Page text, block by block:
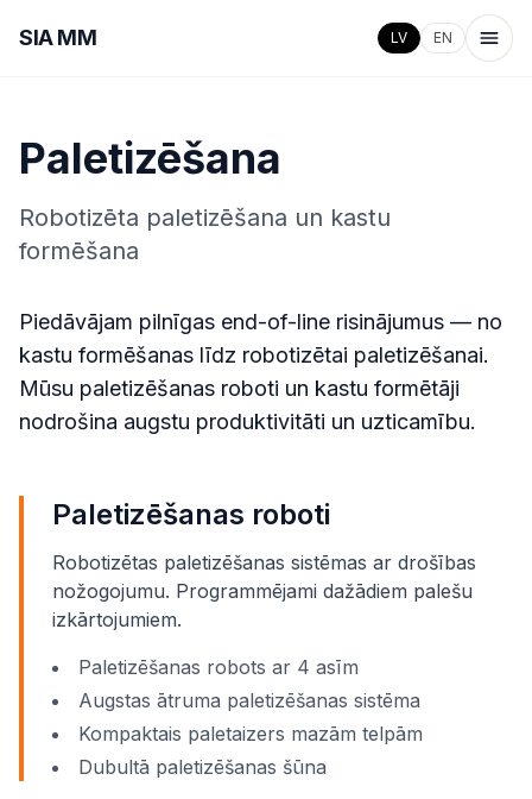
SIA MM LV EN
Paletizēšana
Robotizēta paletizēšana un kastu
formēšana
Piedāvājam pilnīgas end-of-line risinājumus — no
kastu formēšanas līdz robotizētai paletizēšanai.
Mūsu paletizēšanas roboti un kastu formētāji
nodrošina augstu produktivitāti un uzticamību.
Paletizēšanas roboti
Robotizētas paletizēšanas sistēmas ar drošības
nožogojumu. Programmējami dažādiem palešu
izkārtojumiem.
Paletizēšanas robots ar 4 asīm
Augstas ātruma paletizēšanas sistēma
Kompaktais paletaizers mazām telpām
Dubultā paletizēšanas šūna